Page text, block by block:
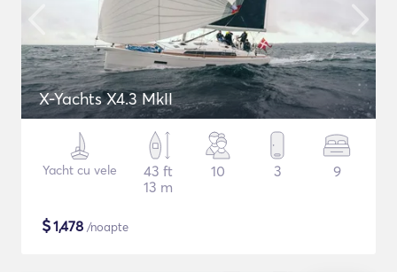
X-Yachts X4.3 MkII
Yacht cu vele
43 ft
13 m
10 3 9
$1,478 /noapte